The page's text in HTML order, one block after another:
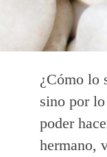
¿Cómo lo
sino por
poder
hermano,